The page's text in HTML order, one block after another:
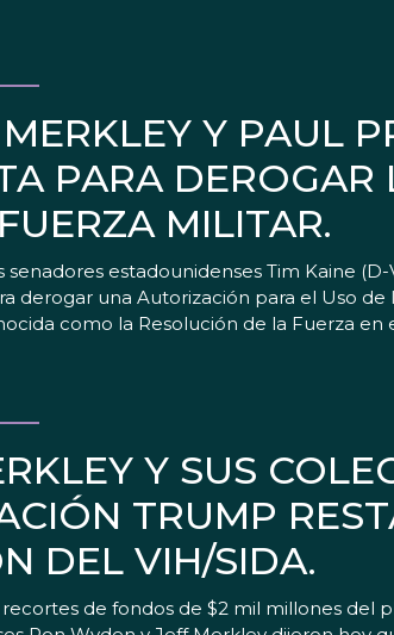
Y PAUL
PARA
MILITAR.
senadores estadounidenses Tim Kaine
derogar una Autorización para el Uso
como la Resolución de la Fuerza en
Y SUS
TRUMP
DEL VIH/SIDA.
de fondos de $2 mil millones del